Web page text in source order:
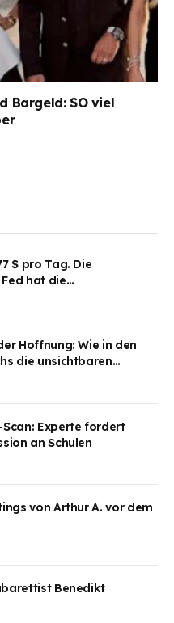
Bargeld: SO viel
$ pro Tag. Die
hat die
Marktes erregt.
Hoffnung: Wie in den
die unsichtbaren
Experte fordert
an Schulen
von Arthur A. vor dem
Benedikt